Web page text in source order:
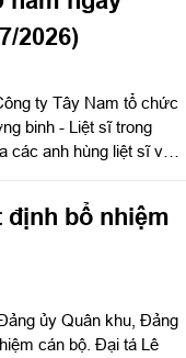
2026)
ty Tây Nam tổ chức
binh - Liệt sĩ trong
anh hùng liệt sĩ và
bổ nhiệm
ủy Quân khu, Đảng
cán bộ. Đại tá Lê